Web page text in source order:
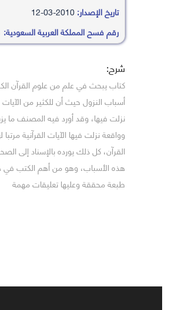
تاريخ الإصدار:
رقم فسح المملكة العربية السعودية:
شرح:
كتاب يبحث في علم من علوم القرآن
أسباب النزول حيث أن للكثير من الآيات
وواقعة نزلت فيها الآيات القرآنية
القرآن، كل ذلك يورده بالإسناد إلى
هذه الأسباب، وهو من أهم الكتب في
طبعة محققة وعليها تعليقات مهمة